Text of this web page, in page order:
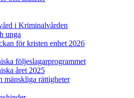
i Kriminalvården
unga
för kristen enhet 2026
följeslagarprogrammet
året 2025
mänskliga rättigheter